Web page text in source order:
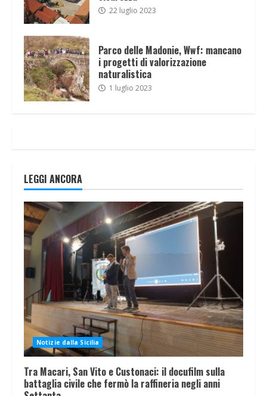
22 luglio 2023
Parco delle Madonie, Wwf: mancano
i progetti di valorizzazione
naturalistica
1 luglio 2023
LEGGI ANCORA
Notizie dalla Sicilia
Tra Macari, San Vito e Custonaci: il docufilm sulla
battaglia civile che fermò la raffineria negli anni